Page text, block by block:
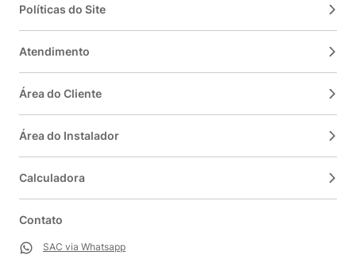
Políticas do Site
Atendimento
Área do Cliente
Área do Instalador
Calculadora
Contato
SAC via Whatsapp